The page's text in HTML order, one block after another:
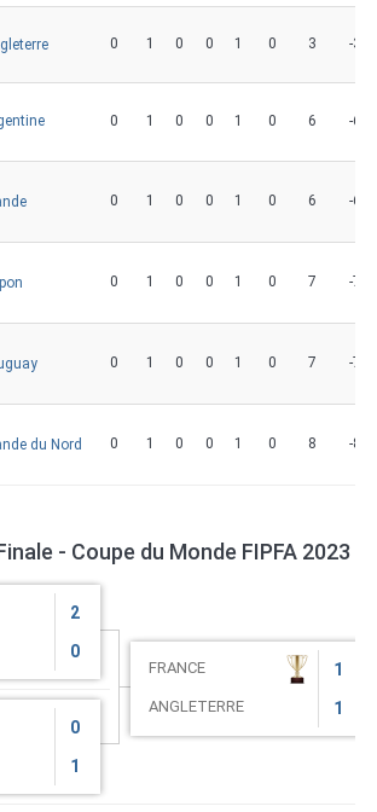
0 1 0 0 1 0 3 -3
0 1 0 0 1 0 6 -6
0 1 0 0 1 0 6 -6
0 1 0 0 1 0 7 -7
0 1 0 0 1 0 7 -7
du Nord 0 1 0 0 1 0 8 -8
- Coupe du Monde FIPFA 2023
2
0
FRANCE 1
ANGLETERRE 1
0
1